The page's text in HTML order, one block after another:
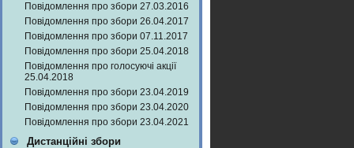
Повідомлення про збори 27.03.2016
Повідомлення про збори 26.04.2017
Повідомлення про збори 07.11.2017
Повідомлення про збори 25.04.2018
Повідомлення про голосуючі акції
25.04.2018
Повідомлення про збори 23.04.2019
Повідомлення про збори 23.04.2020
Повідомлення про збори 23.04.2021
Дистанційні збори